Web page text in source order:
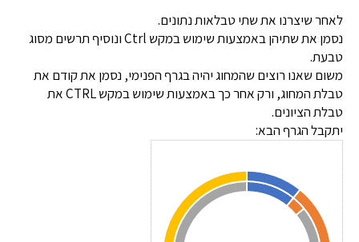
לאחר שיצרנו את שתי טבלאות נתונים.
נסמן את שתיהן באמצעות שימוש במקש Ctrl ונוסיף תרשים מסוג
טבעת.
משום שאנו רוצים שהמחוג יהיה בגרף הפנימי, נסמן את קודם את
טבלת המחוג, ורק אחר כך באמצעות שימוש במקש CTRL את
טבלת הציונים.
יתקבל הגרף הבא: